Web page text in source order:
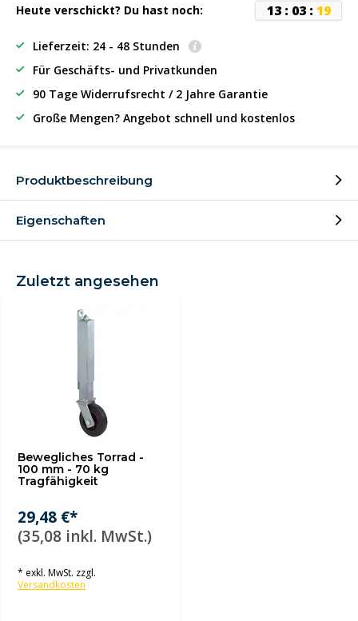
Heute verschickt? Du hast noch: 13: 03: 19
Lieferzeit: 24 - 48 Stunden
Für Geschäfts- und Privatkunden
90 Tage Widerrufsrecht / 2 Jahre Garantie
Große Mengen? Angebot schnell und kostenlos
Produktbeschreibung
Eigenschaften
Zuletzt angesehen
Bewegliches Torrad -
100 mm - 70 kg
Tragfähigkeit
29,48 €*
(35,08 inkl. MwSt.)
* exkl. MwSt. zzgl.
Versandkosten